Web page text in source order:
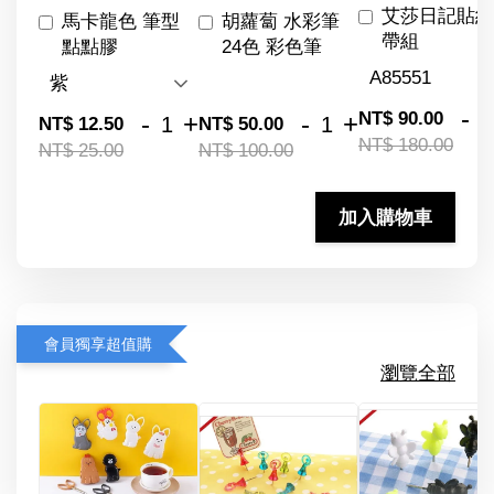
馬卡龍色 筆型
點點膠
NT$ 12.50
NT$ 25.00
- +
胡蘿蔔 水彩筆
24色 彩色筆
NT$ 50.00
NT$ 100.00
- +
艾莎日記貼
帶組
NT$ 90.00
NT$ 180.00
-
加入購物車
會員獨享超值購
瀏覽全部